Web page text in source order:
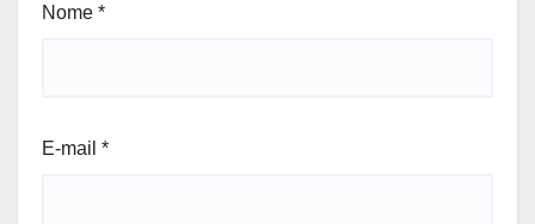
Nome *
E-mail *